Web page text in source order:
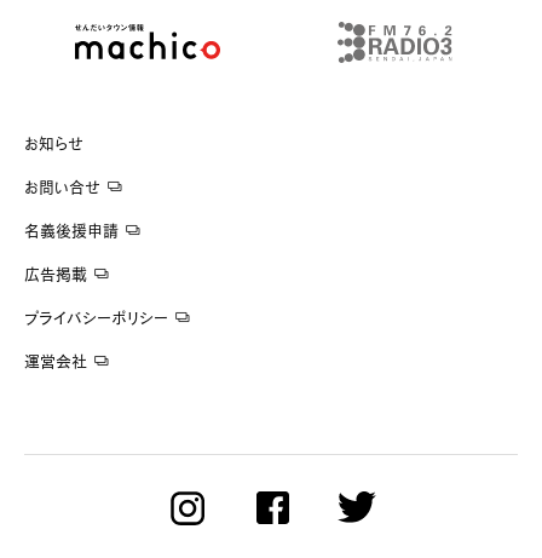
お知らせ
お問い合せ
名義後援申請
広告掲載
プライバシーポリシー
運営会社